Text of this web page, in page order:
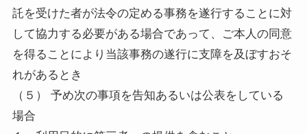
託を受けた者が法令の定める事務を遂行することに対
して協力する必要がある場合であって、ご本人の同意
を得ることにより当該事務の遂行に支障を及ぼすおそ
れがあるとき
（５） 予め次の事項を告知あるいは公表をしている
場合